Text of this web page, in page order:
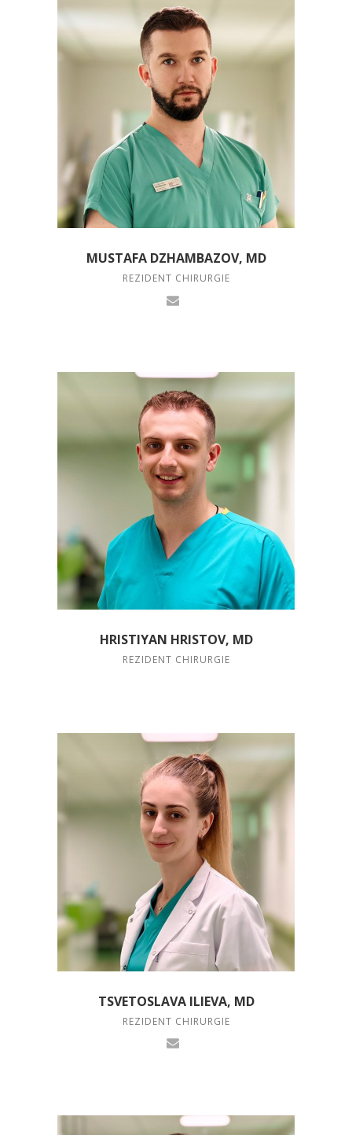
MUSTAFA DZHAMBAZOV, MD
REZIDENT CHIRURGIE
HRISTIYAN HRISTOV, MD
REZIDENT CHIRURGIE
TSVETOSLAVA ILIEVA, MD
REZIDENT CHIRURGIE